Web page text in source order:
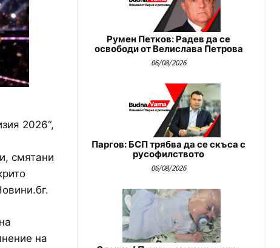
2026“,
смятани
на
Румен Петков: Радев да се
освободи от Велислава Петрова
06/08/2026
Паргов: БСП трябва да се скъса с
русофилството
06/08/2026